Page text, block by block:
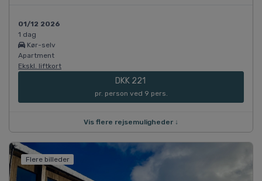
01/12 2026
1 dag
Kør-selv
Apartment
Ekskl. liftkort
DKK 221
pr. person ved 9 pers.
Vis flere rejsemuligheder ↓
Flere billeder